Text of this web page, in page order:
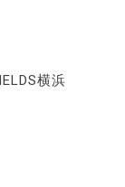
横浜